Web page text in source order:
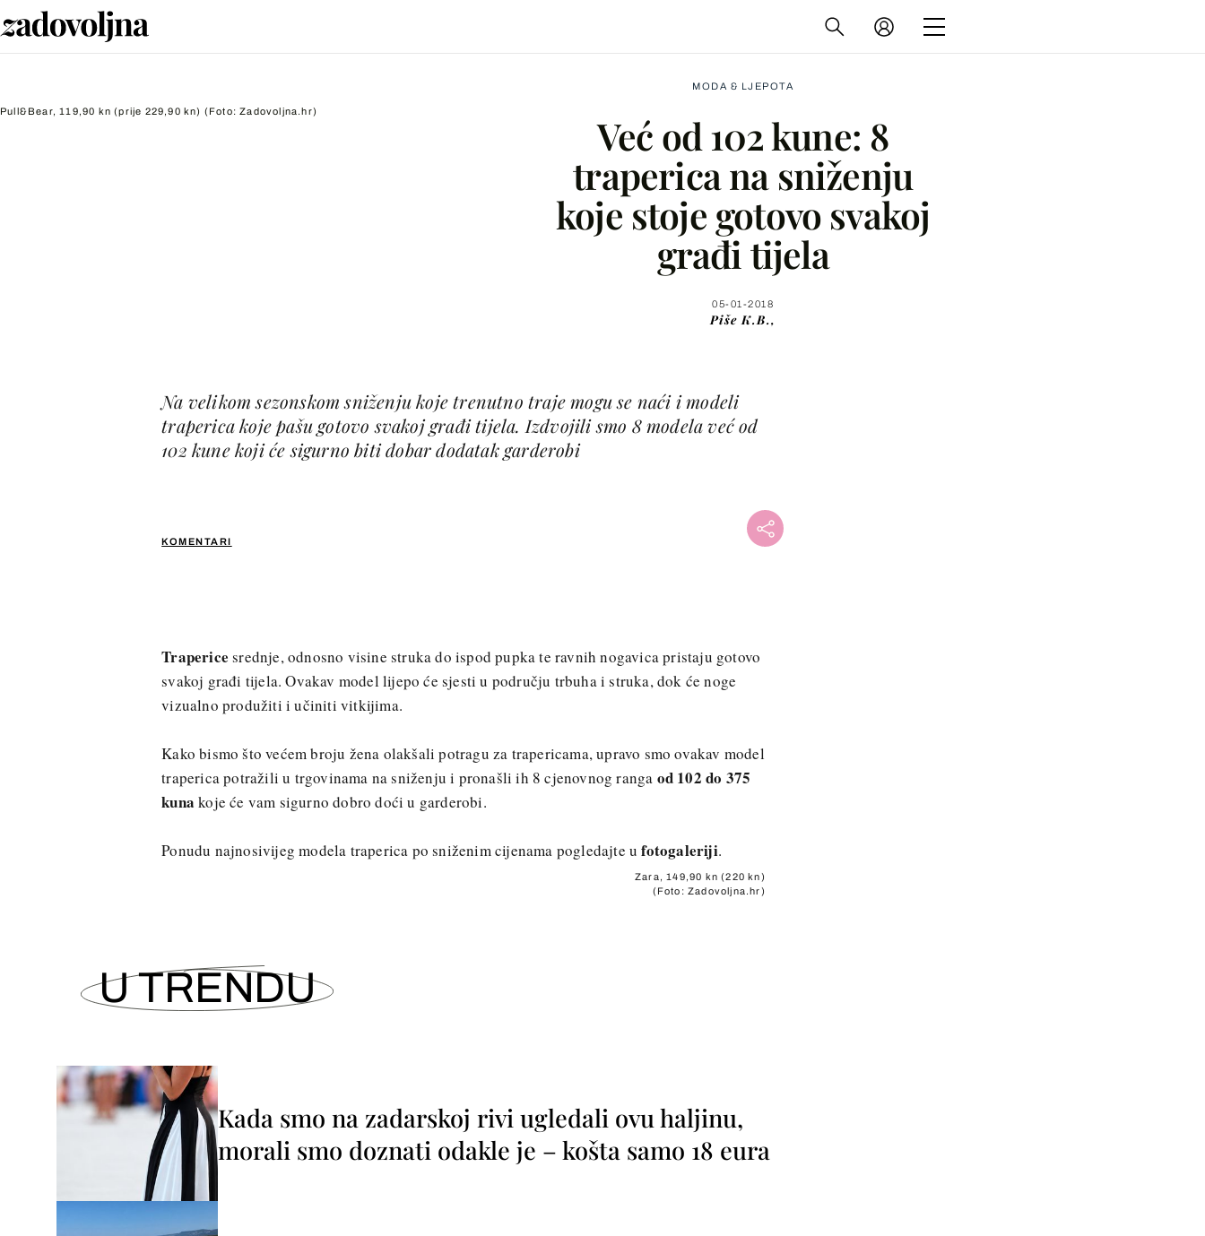
Pull&Bear, 119,90 kn (prije 229,90 kn) (Foto: Zadovoljna.hr)
MODA & LJEPOTA
Već od 102 kune: 8
traperica na sniženju
koje stoje gotovo svakoj
građi tijela
05-01-2018
Piše K.B.,
KOMENTARI
Na velikom sezonskom sniženju koje trenutno traje mogu se naći i modeli
traperica koje pašu gotovo svakoj građi tijela. Izdvojili smo 8 modela već od
102 kune koji će sigurno biti dobar dodatak garderobi
Facebook
+
Traperice srednje, odnosno visine struka do ispod pupka te ravnih nogavica pristaju gotovo
svakoj građi tijela. Ovakav model lijepo će sjesti u području trbuha i struka, dok će noge
vizualno produžiti i učiniti vitkijima.
Kako bismo što većem broju žena olakšali potragu za trapericama, upravo smo ovakav model
traperica potražili u trgovinama na sniženju i pronašli ih 8 cjenovnog ranga od 102 do 375
kuna koje će vam sigurno dobro doći u garderobi.
Ponudu najnosivijeg modela traperica po sniženim cijenama pogledajte ufotogaleriji.
Zara, 149,90 kn (220 kn)
(Foto: Zadovoljna.hr)
U TRENDU
Kada smo na zadarskoj rivi ugledali ovu haljinu,
morali smo doznati odakle je – košta samo 18 eura